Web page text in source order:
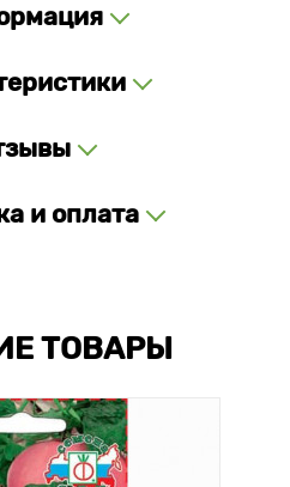
и оплата
ТОВАРЫ